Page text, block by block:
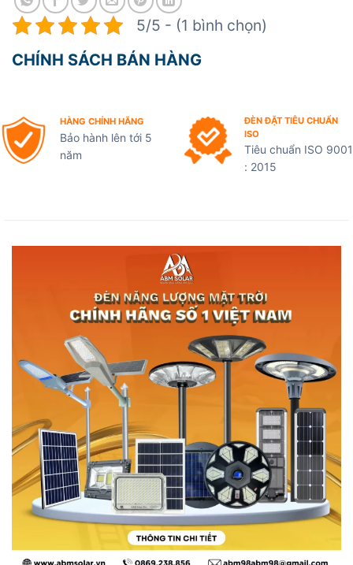
5/5 - (1 bình chọn)
CHÍNH SÁCH BÁN HÀNG
HÀNG CHÍNH HÃNG
Bảo hành lên tới 5
năm
ĐÈN ĐẶT TIÊU CHUẨN
ISO
Tiêu chuẩn ISO 9001
: 2015